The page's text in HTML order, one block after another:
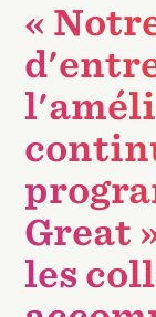
«
Great
les